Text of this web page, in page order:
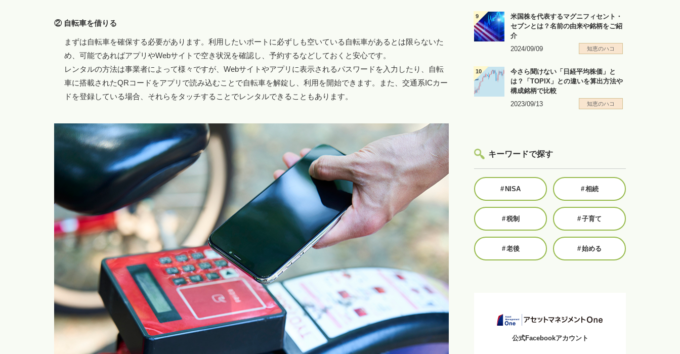
② 自転車を借りる
まずは自転車を確保する必要があります。利用したいポートに必ずしも空いている自転車があるとは限らないた
め、可能であればアプリやWebサイトで空き状況を確認し、予約するなどしておくと安心です。
レンタルの方法は事業者によって様々ですが、Webサイトやアプリに表示されるパスワードを入力したり、自転
車に搭載されたQRコードをアプリで読み込むことで自転車を解錠し、利用を開始できます。また、交通系ICカー
ドを登録している場合、それらをタッチすることでレンタルできることもあります。
米国株を代表するマグニフィセント・
セブンとは？名前の由来や銘柄をご紹
介
2024/09/09
知恵のハコ
今さら聞けない「日経平均株価」と
は？「TOPIX」との違いを算出方法や
構成銘柄で比較
2023/09/13
知恵のハコ
キーワードで探す
# NISA #相続
#税制 #子育て
#老後 #始める
公式Facebookアカウント